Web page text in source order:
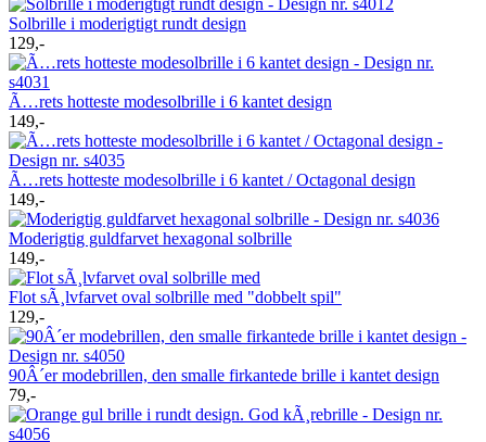
Solbrille i moderigtigt rundt design
129,-
Ã…rets hotteste modesolbrille i 6 kantet design
149,-
Ã…rets hotteste modesolbrille i 6 kantet / Octagonal design
149,-
Moderigtig guldfarvet hexagonal solbrille
149,-
Flot sÃ¸lvfarvet oval solbrille med "dobbelt spil"
129,-
90Â´er modebrillen, den smalle firkantede brille i kantet design
79,-